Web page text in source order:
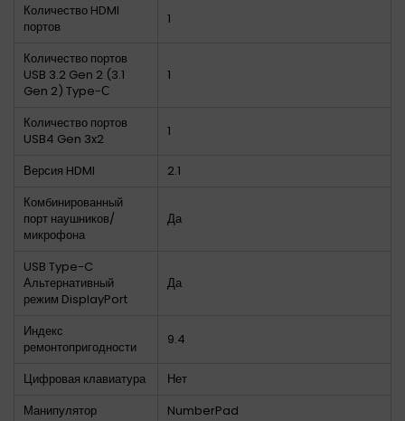
Количество HDMI
портов
1
Количество портов
USB 3.2 Gen 2 (3.1
Gen 2) Type-С
1
Количество портов
USB4 Gen 3x2
1
Версия HDMI
2.1
Комбинированный
порт наушников/
микрофона
Да
USB Type-C
Альтернативный
режим DisplayPort
Да
Индекс
ремонтопригодности
9.4
Цифровая клавиатура
Нет
Манипулятор
NumberPad